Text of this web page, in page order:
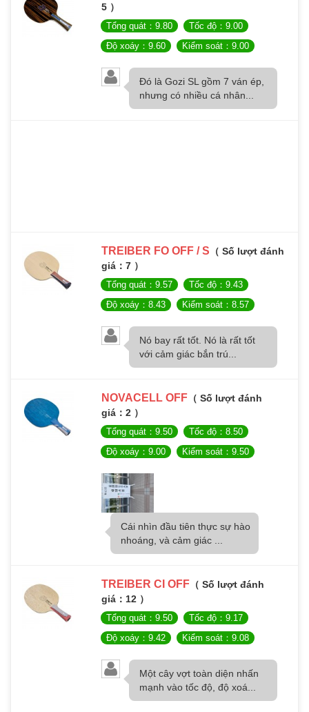
5 ）
Tổng quát：9.80
Tốc độ：9.00
Độ xoáy：9.60
Kiểm soát：9.00
Đó là Gozi SL gồm 7 ván ép,
nhưng có nhiều cá nhân...
TREIBER FO OFF / S （ Số lượt đánh
giá：7 ）
Tổng quát：9.57
Tốc độ：9.43
Độ xoáy：8.43
Kiểm soát：8.57
Nó bay rất tốt. Nó là rất tốt
với cảm giác bắn trú...
NOVACELL OFF （ Số lượt đánh
giá：2 ）
Tổng quát：9.50
Tốc độ：8.50
Độ xoáy：9.00
Kiểm soát：9.50
Cái nhìn đầu tiên thực sự hào
nhoáng, và cảm giác ...
TREIBER CI OFF （ Số lượt đánh
giá：12 ）
Tổng quát：9.50
Tốc độ：9.17
Độ xoáy：9.42
Kiểm soát：9.08
Một cây vợt toàn diện nhấn
mạnh vào tốc độ, độ xoá...